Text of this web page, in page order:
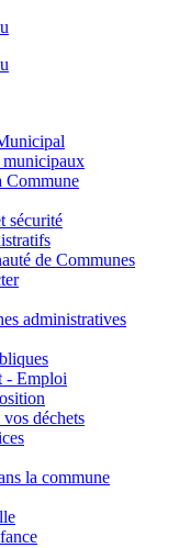
municipaux
Commune
sécurité
de Communes
administratives
- Emploi
déchets
la commune